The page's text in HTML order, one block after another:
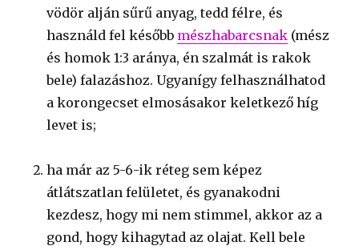
vödör alján sűrű anyag, tedd félre, és
használd fel később mészhabarcsnak (mész
és homok 1:3 aránya, én szalmát is rakok
bele) falazáshoz. Ugyanígy felhasználhatod
a korongecset elmosásakor keletkező híg
levet is;
ha már az 5-6-ik réteg sem képez
átlátszatlan felületet, és gyanakodni
kezdesz, hogy mi nem stimmel, akkor az a
gond, hogy kihagytad az olajat. Kell bele